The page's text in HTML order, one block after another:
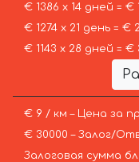
€ 1386 х 14 дней = €
€ 1274 х 21 день = €
€ 1143 х 28 дней =
€ 9 / км – Цена за
€ 30000 – Залог/
Залоговая сумма